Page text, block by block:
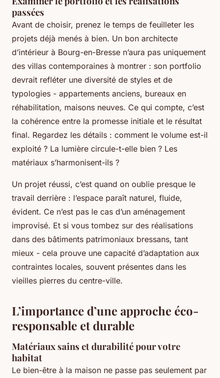
passées
Avant de choisir, prenez le temps de feuilleter les
projets déjà menés à bien. Un bon architecte
d’intérieur à Bourg-en-Bresse n’aura pas uniquement
des villas contemporaines à montrer : son portfolio
devrait refléter une diversité de styles et de
typologies - appartements anciens, bureaux en
réhabilitation, maisons neuves. Ce qui compte, c’est
la cohérence entre la promesse initiale et le résultat
final. Regardez les détails : comment le volume est-il
exploité ? La lumière circule-t-elle bien ? Les
matériaux s’harmonisent-ils ?
Un projet réussi, c’est quand on oublie presque le
travail derrière : l’espace paraît naturel, fluide,
évident. Ce n’est pas le cas d’un aménagement
improvisé. Et si vous tombez sur des réalisations
dans des bâtiments patrimoniaux bressans, tant
mieux - cela prouve une capacité d’adaptation aux
contraintes locales, souvent présentes dans les
vieilles pierres du centre-ville.
L’importance d’une approche éco-
responsable et durable
Matériaux sains et durabilité pour votre
habitat
Le bien-être à la maison ne passe pas seulement par